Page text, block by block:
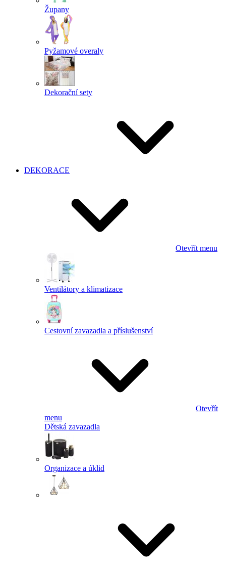
Župany
Pyžamové overaly
Dekorační sety
DEKORACE
Otevřít menu
Ventilátory a klimatizace
Cestovní zavazadla a příslušenství
Otevřít
menu
Dětská zavazadla
Organizace a úklid